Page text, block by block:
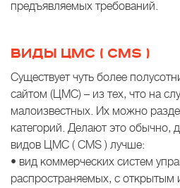
предъявляемых требований.
ВИДЫ ЦМС ( CMS )
Существует чуть более
сайтом (ЦМС) – из тех, что на
малоизвестных. Их можно
категорий. Делают это обычно,
видов ЦМС ( CMS ) лучше:
• вид коммерческих систем
распространяемых, с